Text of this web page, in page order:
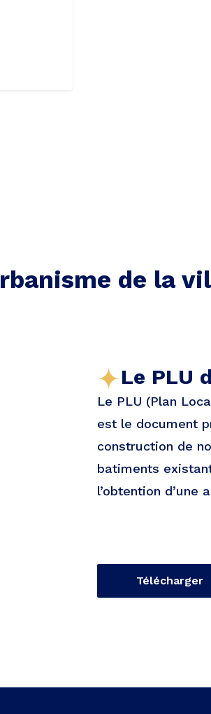
de la
Le PLU
Le PLU (Plan
est le document
construction de
batiments
l’obtention d’une
Télécharger